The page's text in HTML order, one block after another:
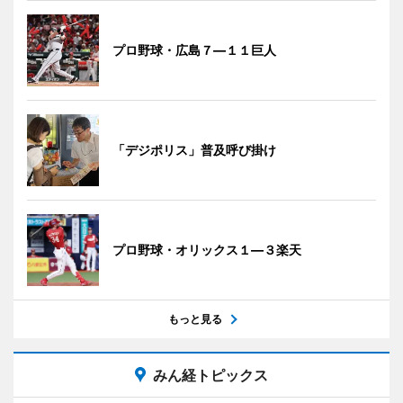
プロ野球・広島７―１１巨人
「デジポリス」普及呼び掛け
プロ野球・オリックス１―３楽天
もっと見る
みん経トピックス